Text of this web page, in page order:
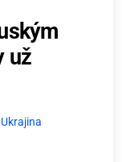
už
Ukrajina